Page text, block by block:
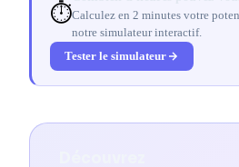
⏱️Calculez en 2 minutes votre
notre simulateur interactif.
Tester le simulateur